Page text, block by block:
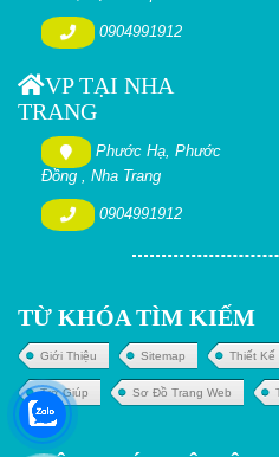
0904991912
VP TẠI NHA
TRANG
Phước Hạ, Phước
Đồng , Nha Trang
0904991912
TỪ KHÓA TÌM KIẾM
Giới Thiệu Sitemap Thiết Kế
Trợ Giúp Sơ Đồ Trang Web